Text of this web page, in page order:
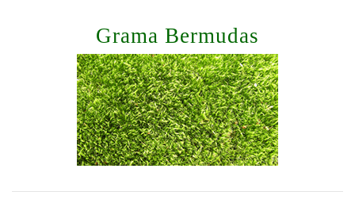
Grama Bermudas